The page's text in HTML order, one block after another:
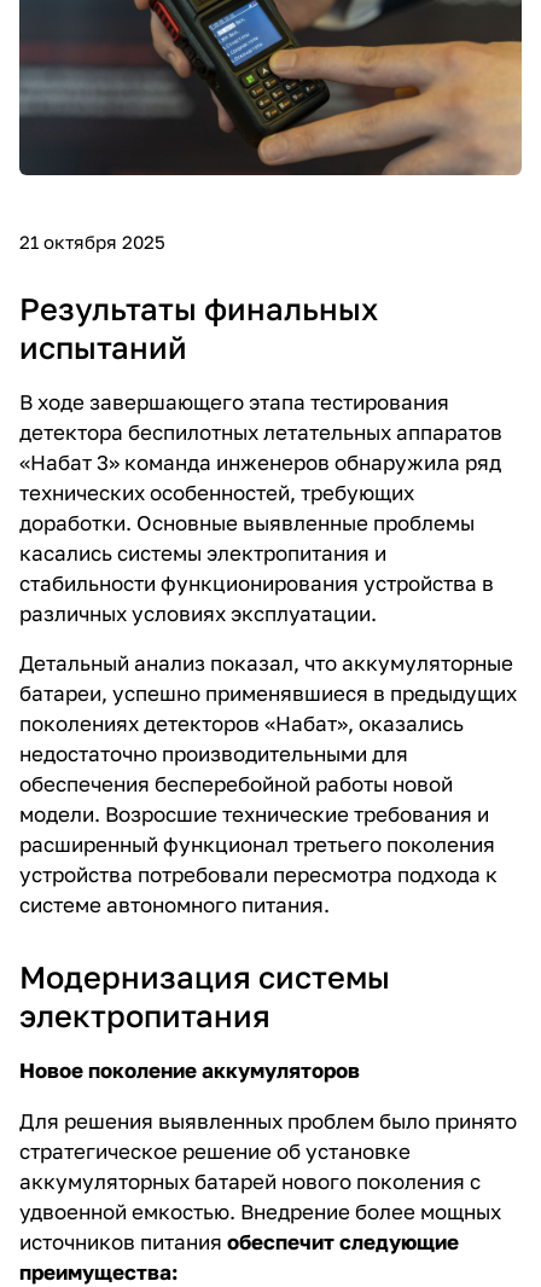
21 октября 2025
Результаты финальных
испытаний
В ходе завершающего этапа тестирования
детектора беспилотных летательных аппаратов
«Набат 3» команда инженеров обнаружила ряд
технических особенностей, требующих
доработки. Основные выявленные проблемы
касались системы электропитания и
стабильности функционирования устройства в
различных условиях эксплуатации.
Детальный анализ показал, что аккумуляторные
батареи, успешно применявшиеся в предыдущих
поколениях детекторов «Набат», оказались
недостаточно производительными для
обеспечения бесперебойной работы новой
модели. Возросшие технические требования и
расширенный функционал третьего поколения
устройства потребовали пересмотра подхода к
системе автономного питания.
Модернизация системы
электропитания
Новое поколение аккумуляторов
Для решения выявленных проблем было принято
стратегическое решение об установке
аккумуляторных батарей нового поколения с
удвоенной емкостью. Внедрение более мощных
источников питания обеспечит следующие
преимущества: